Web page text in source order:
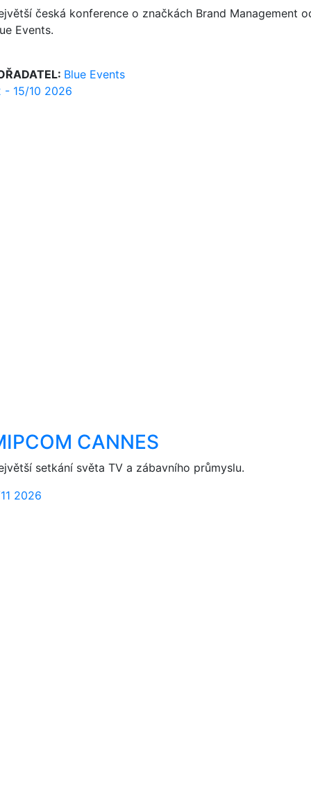
česká konference o značkách Brand Management
Events.
Blue Events
- 15/10 2026
CANNES
setkání světa TV a zábavního průmyslu.
2026